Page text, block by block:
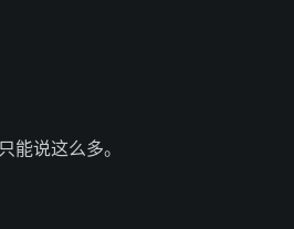
能说这么多。